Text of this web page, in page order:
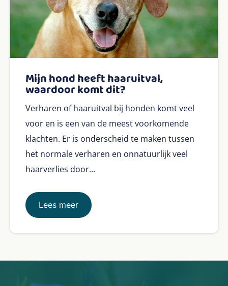
Mijn hond heeft haaruitval,
waardoor komt dit?
Verharen of haaruitval bij honden komt veel
voor en is een van de meest voorkomende
klachten. Er is onderscheid te maken tussen
het normale verharen en onnatuurlijk veel
haarverlies door...
Lees meer